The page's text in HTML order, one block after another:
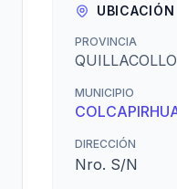
UBICACIÓN
PROVINCIA
QUILLACOLLO
MUNICIPIO
DIRECCIÓN
Nro. S/N